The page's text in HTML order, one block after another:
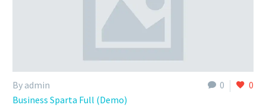
0 0
By admin
Business Sparta Full (Demo)